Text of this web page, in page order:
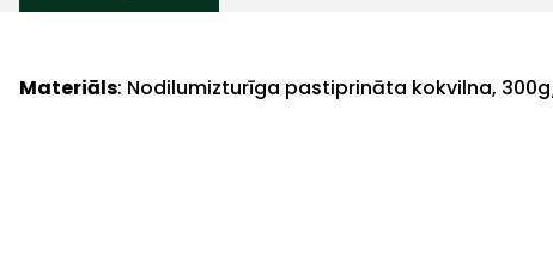
Materiāls: Nodilumizturīga pastiprināta kokvilna,
+